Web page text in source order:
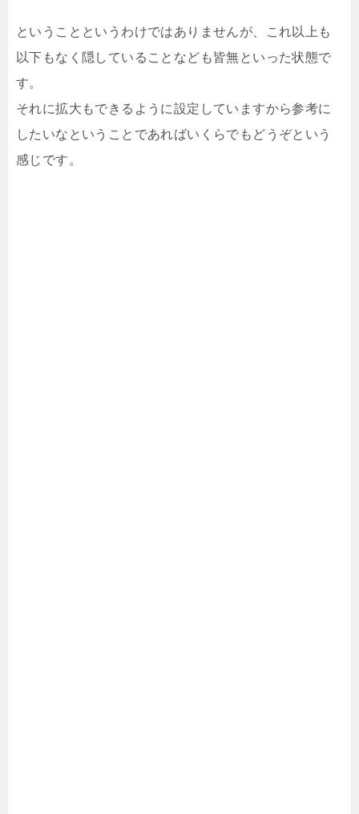
ということというわけではありませんが、これ以上も
以下もなく隠していることなども皆無といった状態で
す。
それに拡大もできるように設定していますから参考に
したいなということであればいくらでもどうぞという
感じです。